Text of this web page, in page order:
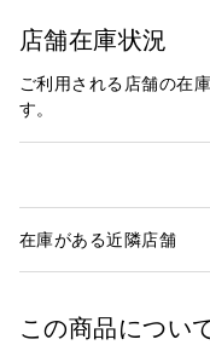
店舗在庫状況
ご利用される店舗の在
す。
在庫がある近隣店舗
この商品につい